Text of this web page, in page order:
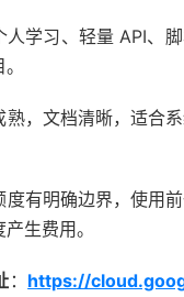
人学习、轻量 API、
熟，文档清晰，适合
度有明确边界，使用
生费用。
： https://